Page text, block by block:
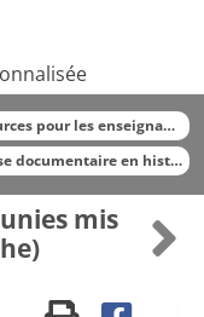
pour les enseignants
documentaire en histoire
mis